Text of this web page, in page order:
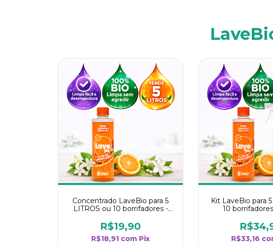
Concentrado LaveBio para 5
LITROS ou 10 borrifadores -
- Flor de Laranjeira
R$19,90
R$18,91 com Pix
Kit LaveBio para
10
de
R$33,16